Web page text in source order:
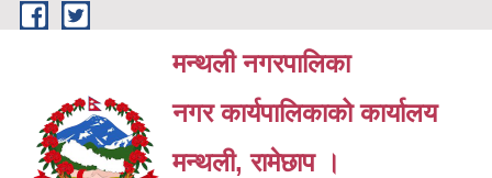
Skip to main content
मन्थली नगरपालिका
नगर कार्यपालिकाको कार्यालय
मन्थली, रामेछाप ।